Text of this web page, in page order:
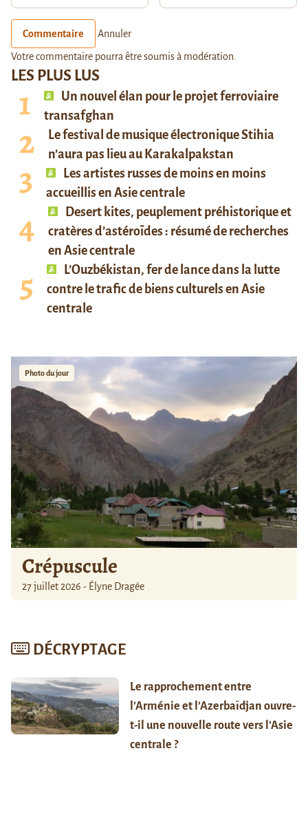
LES PLUS LUS
Un nouvel élan pour le projet ferroviaire
transafghan
Le festival de musique électronique Stihia
n’aura pas lieu au Karakalpakstan
Les artistes russes de moins en moins
accueillis en Asie centrale
Desert kites, peuplement préhistorique et
cratères d’astéroïdes : résumé de recherches
en Asie centrale
L’Ouzbékistan, fer de lance dans la lutte
contre le trafic de biens culturels en Asie
centrale
Photo du jour
Crépuscule
27 juillet 2026 - Élyne Dragée
DÉCRYPTAGE
Le rapprochement entre
l’Arménie et l’Azerbaïdjan ouvre-
t-il une nouvelle route vers l’Asie
centrale ?
Commentaire Annuler
Votre commentaire pourra être soumis à modération.